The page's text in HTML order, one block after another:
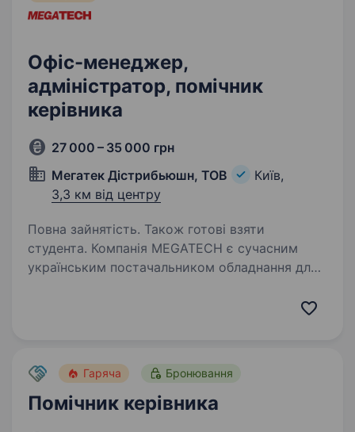
Офіс-менеджер,
адміністратор, помічник
керівника
27 000 – 35 000 грн
Мегатек Дістрибьюшн, ТОВ
Київ,
3,3 км від центру
Повна зайнятість. Також готові взяти
студента. Компанія MEGATECH є сучасним
українським постачальником обладнання для
Наші основні напрями діяльності — мережеве
Гаряча Бронювання
Помічник керівника